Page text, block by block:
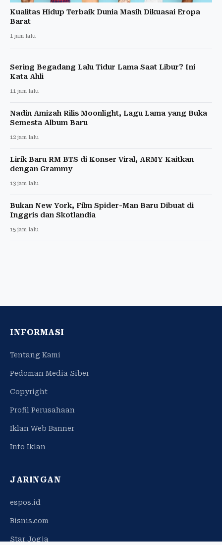
Kualitas Hidup Terbaik Dunia Masih Dikuasai Eropa
Barat
1 jam lalu
Sering Begadang Lalu Tidur Lama Saat Libur? Ini
Kata Ahli
11 jam lalu
Nadin Amizah Rilis Moonlight, Lagu Lama yang Buka
Semesta Album Baru
12 jam lalu
Lirik Baru RM BTS di Konser Viral, ARMY Kaitkan
dengan Grammy
13 jam lalu
Bukan New York, Film Spider-Man Baru Dibuat di
Inggris dan Skotlandia
15 jam lalu
INFORMASI
Tentang Kami
Pedoman Media Siber
Copyright
Profil Perusahaan
Iklan Web Banner
Info Iklan
JARINGAN
espos.id
Bisnis.com
Star Jogja